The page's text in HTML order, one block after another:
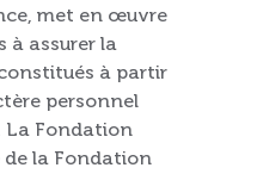
met en œuvre
à assurer la
à partir
personnel
La Fondation
de la Fondation